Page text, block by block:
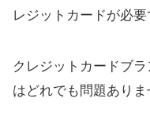
レジットカードが必要
クレジットカードブ
はどれでも問題ありま